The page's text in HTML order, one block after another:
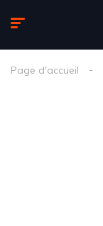
Page d'accueil